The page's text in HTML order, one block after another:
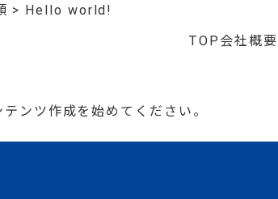
TOP 会社概要
> Hello world!
ンツ作成を始めてください。